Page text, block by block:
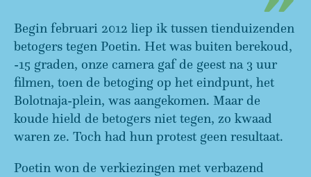
Begin februari 2012 liep ik tussen tienduizenden
betogers tegen Poetin. Het was buiten berekoud,
-15 graden, onze camera gaf de geest na 3 uur
filmen, toen de betoging op het eindpunt, het
Bolotnaja-plein, was aangekomen. Maar de
koude hield de betogers niet tegen, zo kwaad
waren ze. Toch had hun protest geen resultaat.
Poetin won de verkiezingen met verbazend